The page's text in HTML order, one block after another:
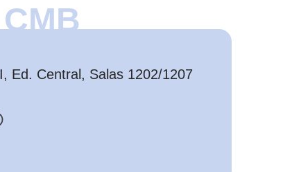
Ed. Central, Salas 1202/1207